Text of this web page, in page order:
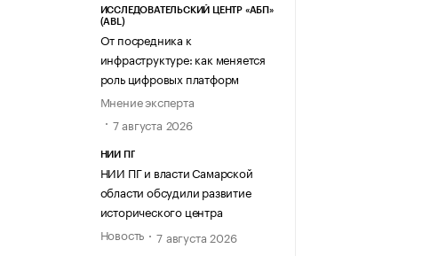
ИССЛЕДОВАТЕЛЬСКИЙ ЦЕНТР «АБП»
(ABL)
От посредника к
инфраструктуре: как меняется
роль цифровых платформ
Мнение эксперта
7 августа 2026
НИИ ПГ
НИИ ПГ и власти Самарской
области обсудили развитие
исторического центра
Новость
7 августа 2026